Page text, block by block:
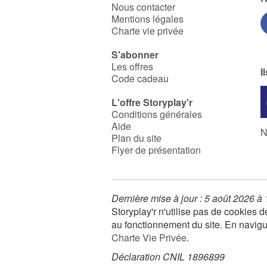
Nous contacter
Mentions légales
Charte vie privée
S'abonner
Les offres
Code cadeau
L'offre Storyplay'r
Conditions générales
Aide
Plan du site
Flyer de présentation
Dernière mise à jour : 5 août 2026 à
Storyplay'r n'utilise pas de cookies
au fonctionnement du site. En
Charte Vie Privée.
Déclaration CNIL 1896899